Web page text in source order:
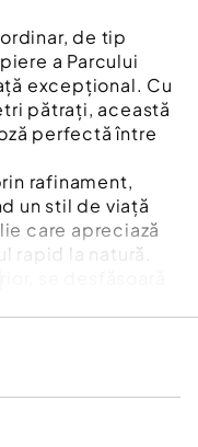
de tip
a Parcului
excepțional. Cu
pătrați, această
perfectă între
rafinament,
un stil de viață
care apreciază
rapid la natură.
se desfășoară
pentru
în aer liber, in
cele patru
pentru a